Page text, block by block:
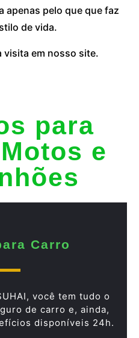
apenas pelo que que faz
de vida.
visita em nosso site.
para
e
Carro
você tem tudo o
de carro e, ainda,
disponíveis 24h.